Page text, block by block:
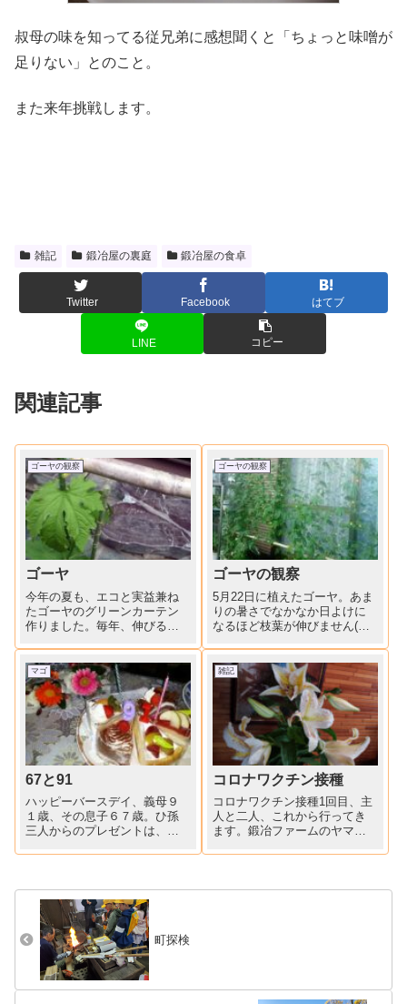
叔母の味を知ってる従兄弟に感想聞くと「ちょっと味噌が
足りない」とのこと。
また来年挑戦します。
雑記 鍛冶屋の裏庭 鍛冶屋の食卓
Twitter Facebook はてブ
LINE コピー
関連記事
ゴーヤの観察
ゴーヤ
今年の夏も、エコと実益兼ね
たゴーヤのグリーンカーテン
作りました。毎年、伸びるが
伸びて葉がより一層茂った緑
のカーテンになると聞き、下
の葉7枚くらい残して、切り落
としました。「はーながさい
てみが...
ゴーヤの観察
ゴーヤの観察
5月22日に植えたゴーヤ。あま
りの暑さでなかなか日よけに
なるほど枝葉が伸びません(－
方尾根トレッキングに向かい
ます。涼しさ期待して・・・
マゴ
67と91
ハッピーバースデイ、義母９
１歳、その息子６７歳。ひ孫
三人からのプレゼントは、可
雑記
コロナワクチン接種
コロナワクチン接種1回目、主
人と二人、これから行ってき
ます。鍛冶ファームのヤマユ
時半の予約、早めに行き①
町探検